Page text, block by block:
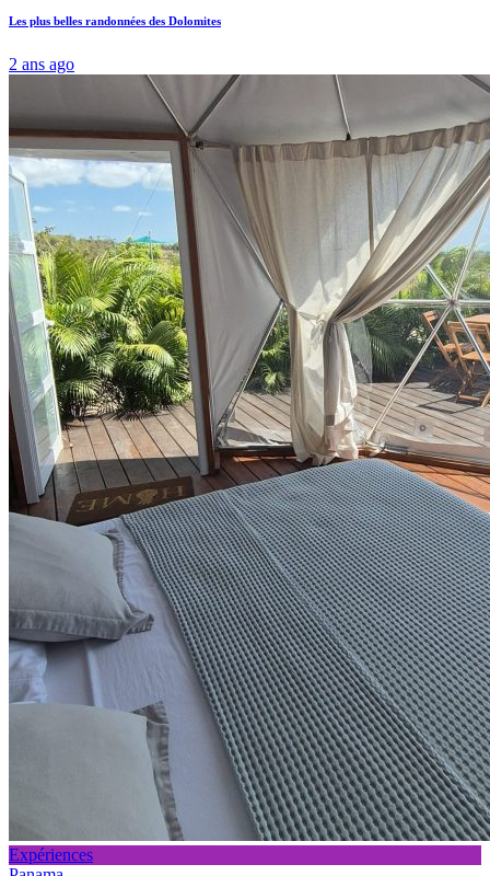
Les plus belles randonnées des Dolomites
2 ans ago
Expériences